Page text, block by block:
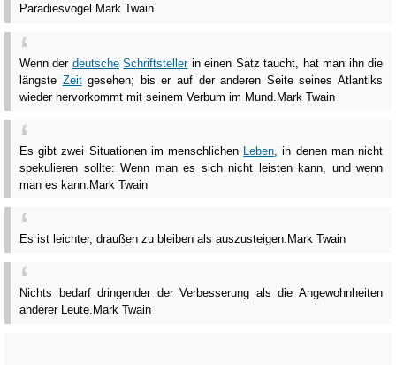
Paradiesvogel. Mark Twain
Wenn der deutsche Schriftstellerin einen Satz taucht, hat man ihn die
längste Zeitgesehen; bis er auf der anderen Seite seines Atlantiks
wieder hervorkommt mit seinem Verbum im Mund. Mark Twain
Es gibt zwei Situationen im menschlichen Leben , in denen man nicht
spekulieren sollte: Wenn man es sich nicht leisten kann, und wenn
man es kann. Mark Twain
Es ist leichter, draußen zu bleiben als auszusteigen. Mark Twain
Nichts bedarf dringender der Verbesserung als die Angewohnheiten
anderer Leute. Mark Twain